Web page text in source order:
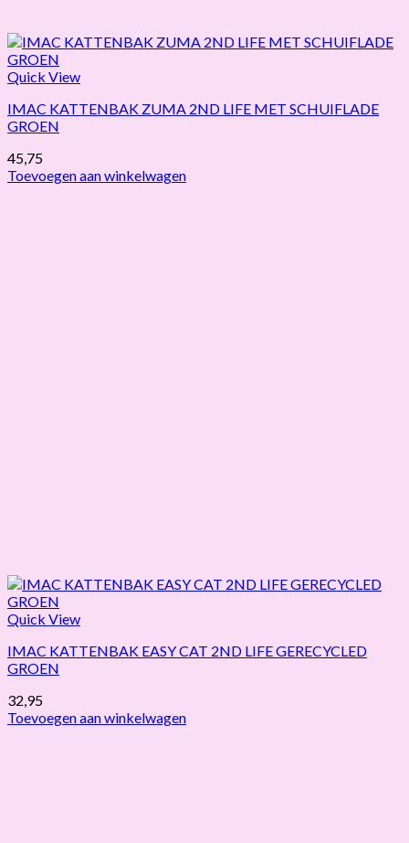
Quick View
IMAC KATTENBAK ZUMA 2ND LIFE MET SCHUIFLADE
GROEN
45,75
Toevoegen aan winkelwagen
Quick View
IMAC KATTENBAK EASY CAT 2ND LIFE GERECYCLED
GROEN
32,95
Toevoegen aan winkelwagen